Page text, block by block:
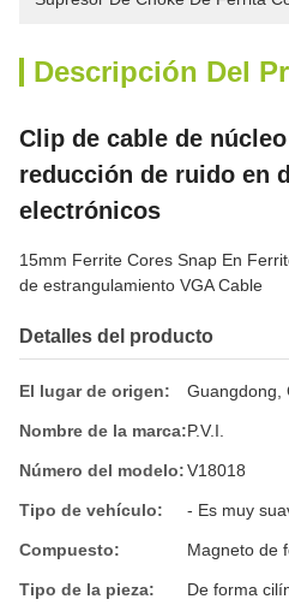
Descripción Del
Clip de cable de
reducción de ruido en
electrónicos
15mm Ferrite Cores Snap En
de estrangulamiento VGA Cable
Detalles del producto
El lugar de origen: Guangdong,
Nombre de la marca:P.V.I.
Número del modelo:V18018
Tipo de vehículo: - Es muy
Compuesto: Magneto de
Tipo de la pieza: De forma